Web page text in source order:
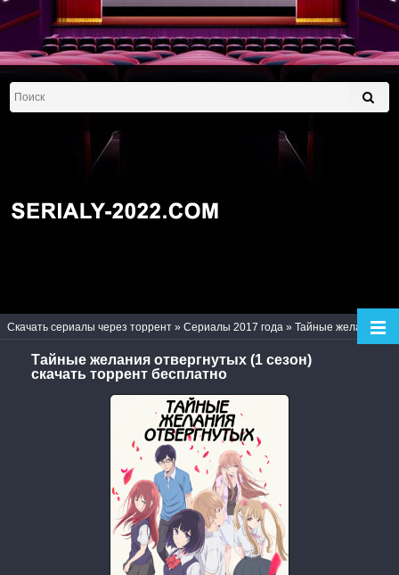
Скачать сериалы через торрент » Сериалы 2017 года » Тайные желания отвергнутых (1 сезон)
Тайные желания отвергнутых (1 сезон)
скачать торрент бесплатно